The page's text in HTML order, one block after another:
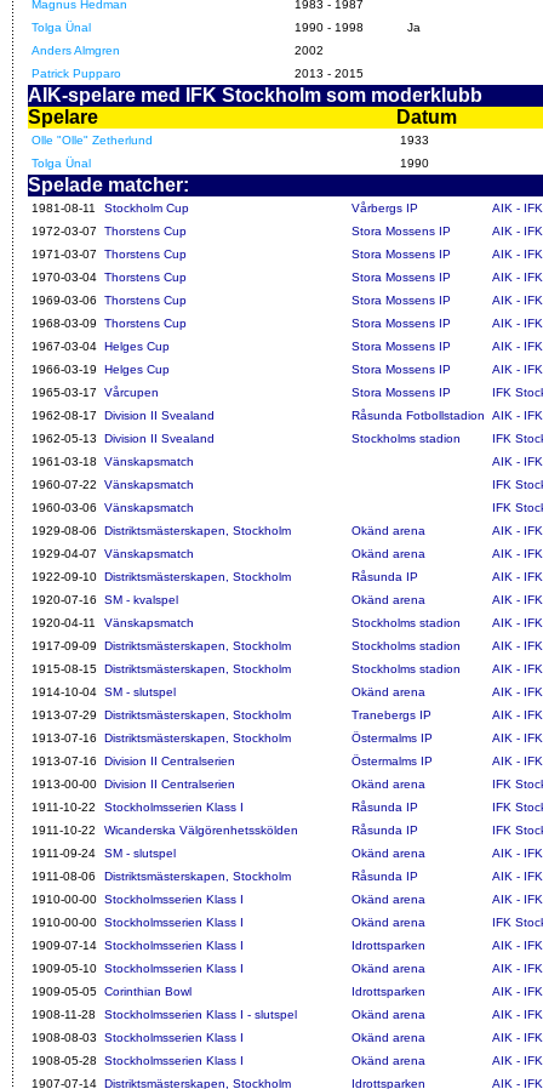
Magnus Hedman
1983 - 1987
Tolga Ünal
1990 - 1998
Ja
Anders Almgren
2002
Patrick Pupparo
2013 - 2015
AIK-spelare med IFK Stockholm som moderklubb
Spelare
Datum
Olle "Olle" Zetherlund
1933
Tolga Ünal
1990
Spelade matcher:
1981-08-11 Stockholm Cup Vårbergs IP
AIK -
1972-03-07
Thorstens Cup Stora Mossens IP
AIK -
1971-03-07
Thorstens Cup Stora Mossens IP
AIK -
1970-03-04 Thorstens Cup Stora Mossens IP
AIK -
1969-03-06
Thorstens Cup Stora Mossens IP
AIK -
1968-03-09
Thorstens Cup Stora Mossens IP
AIK -
1967-03-04 Helges Cup Stora Mossens IP
AIK -
1966-03-19
Helges Cup Stora Mossens IP
AIK -
1965-03-17
Vårcupen Stora Mossens IP
IFK
1962-08-17
Division II Svealand Råsunda Fotbollstadion
AIK -
1962-05-13
Division II Svealand Stockholms stadion
IFK
1961-03-18
Vänskapsmatch
AIK -
1960-07-22
Vänskapsmatch
IFK
1960-03-06
Vänskapsmatch
IFK
1929-08-06
Distriktsmästerskapen, Stockholm Okänd arena
AIK -
1929-04-07
Vänskapsmatch Okänd arena
AIK -
1922-09-10 Distriktsmästerskapen, Stockholm Råsunda IP
AIK -
1920-07-16
SM - kvalspel Okänd arena
AIK -
1920-04-11
Vänskapsmatch Stockholms stadion
AIK -
1917-09-09
Distriktsmästerskapen, Stockholm Stockholms stadion
AIK -
1915-08-15 Distriktsmästerskapen, Stockholm Stockholms stadion
AIK -
1914-10-04 SM - slutspel Okänd arena
AIK -
1913-07-29
Distriktsmästerskapen, Stockholm Tranebergs IP
AIK -
1913-07-16
Distriktsmästerskapen, Stockholm Östermalms IP
AIK -
1913-07-16
Division II Centralserien Östermalms IP
AIK -
1913-00-00 Division II Centralserien Okänd arena
IFK
1911-10-22
Stockholmsserien Klass I Råsunda IP
IFK
1911-10-22
Wicanderska Välgörenhetsskölden Råsunda IP
IFK
1911-09-24
SM - slutspel Okänd arena
AIK -
1911-08-06
Distriktsmästerskapen, Stockholm Råsunda IP
AIK -
1910-00-00 Stockholmsserien Klass I Okänd arena
AIK -
1910-00-00 Stockholmsserien Klass I Okänd arena
IFK
1909-07-14 Stockholmsserien Klass I Idrottsparken
AIK -
1909-05-10 Stockholmsserien Klass I Okänd arena
AIK -
1909-05-05 Corinthian Bowl Idrottsparken
AIK -
1908-11-28
Stockholmsserien Klass I - slutspel Okänd arena
AIK -
1908-08-03
Stockholmsserien Klass I Okänd arena
AIK -
1908-05-28
Stockholmsserien Klass I Okänd arena
AIK -
1907-07-14 Distriktsmästerskapen, Stockholm Idrottsparken AIK -